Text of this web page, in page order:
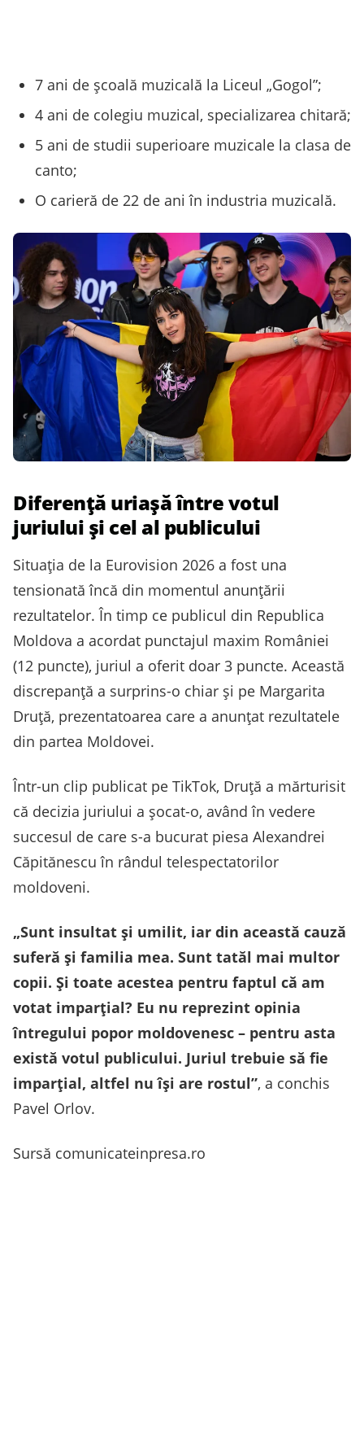
7 ani de școală muzicală la Liceul „Gogol”;
4 ani de colegiu muzical, specializarea chitară;
5 ani de studii superioare muzicale la clasa de
canto;
O carieră de 22 de ani în industria muzicală.
Diferență uriașă între votul
juriului și cel al publicului
Situația de la Eurovision 2026 a fost una
tensionată încă din momentul anunțării
rezultatelor. În timp ce publicul din Republica
Moldova a acordat punctajul maxim României
(12 puncte), juriul a oferit doar 3 puncte. Această
discrepanță a surprins-o chiar și pe Margarita
Druță, prezentatoarea care a anunțat rezultatele
din partea Moldovei.
Într-un clip publicat pe TikTok, Druță a mărturisit
că decizia juriului a șocat-o, având în vedere
succesul de care s-a bucurat piesa Alexandrei
Căpitănescu în rândul telespectatorilor
moldoveni.
„Sunt insultat și umilit, iar din această cauză
suferă și familia mea. Sunt tatăl mai multor
copii. Și toate acestea pentru faptul că am
votat imparțial? Eu nu reprezint opinia
întregului popor moldovenesc – pentru asta
există votul publicului. Juriul trebuie să fie
imparțial, altfel nu își are rostul”, a conchis
Pavel Orlov.
Sursă comunicateinpresa.ro